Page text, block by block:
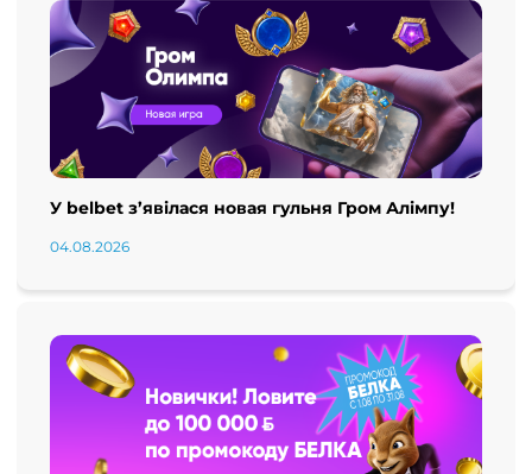
У belbet з’явілася новая гульня Гром Алімпу!
04.08.2026